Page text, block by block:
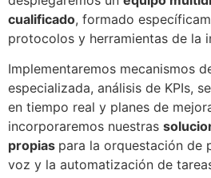
cualificado, formado
protocolos y herramientas de la
Implementaremos mecanismos
especializada, análisis de KPIs,
en tiempo real y planes de
incorporaremos nuestras
propias para la orquestación de
voz y la automatización de